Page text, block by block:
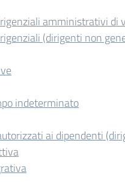
amministrativi di
(dirigenti non
indeterminato
ai dipendenti